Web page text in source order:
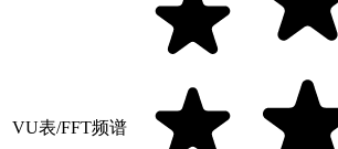
VU表/FFT频谱